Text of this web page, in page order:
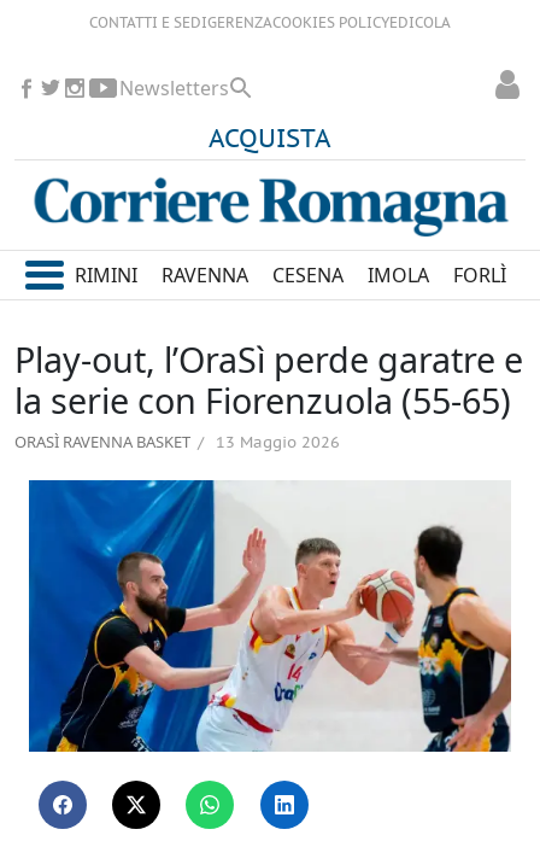
CONTATTI E SEDIGERENZACOOKIES POLICYEDICOLA
ACQUISTA
Newsletters
RIMINI RAVENNA CESENA IMOLA FORLÌ
Play-out, l’OraSì perde garatre e
la serie con Fiorenzuola (55-65)
ORASÌ RAVENNA BASKET 13 Maggio 2026